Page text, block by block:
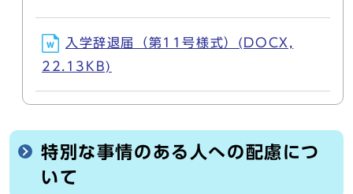
入学辞退届（第11号様式）(DOCX,
22.13KB)
特別な事情のある人への配慮につ
いて